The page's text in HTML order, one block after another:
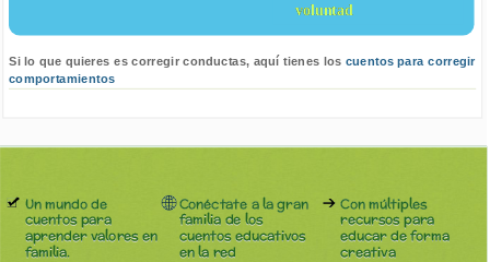
voluntad
Si lo que quieres es corregir conductas, aquí tienes los cuentos para corregir
comportamientos
Un mundo de
cuentos para
aprender valores en
familia.
Conéctate a la gran
familia de los
cuentos educativos
en la red
Con múltiples
recursos para
educar de forma
creativa